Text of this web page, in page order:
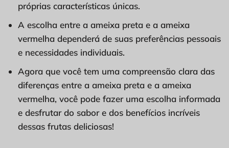
próprias características únicas.
A escolha entre a ameixa preta e a ameixa
vermelha dependerá de suas preferências pessoais
e necessidades individuais.
Agora que você tem uma compreensão clara das
diferenças entre a ameixa preta e a ameixa
vermelha, você pode fazer uma escolha informada
e desfrutar do sabor e dos benefícios incríveis
dessas frutas deliciosas!